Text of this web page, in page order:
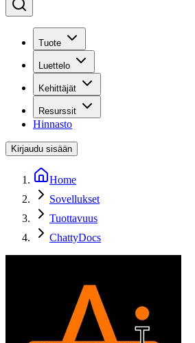
Tuote
Luettelo
Kehittäjät
Resurssit
Hinnasto
Kirjaudu sisään
Home
Sovellukset
Tuottavuus
ChattyDocs